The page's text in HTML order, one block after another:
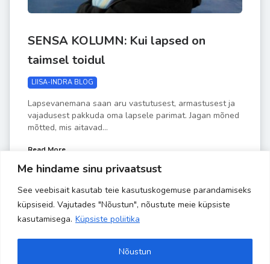
Me hindame sinu privaatsust
See veebisait kasutab teie kasutuskogemuse parandamiseks
küpsiseid. Vajutades "Nõustun", nõustute meie küpsiste
kasutamisega. Küpsiste poliitika
Nõustun
SENSA KOLUMN: Kui lapsed on
taimsel toidul
LIISA-INDRA BLOG
Lapsevanemana saan aru vastutusest, armastusest ja
vajadusest pakkuda oma lapsele parimat. Jagan mõned
mõtted, mis aitavad...
Read More
SEPT 3 byLiisa-Indra